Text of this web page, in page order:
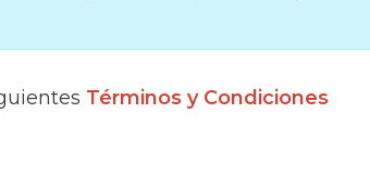
Términos y Condiciones